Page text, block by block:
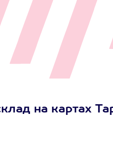
на картах